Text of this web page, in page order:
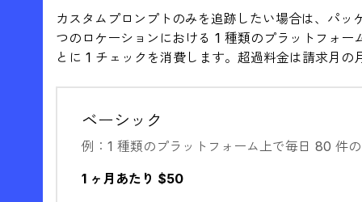
カスタムプロンプトのみを追跡したい場合は、パッ
つのロケーションにおける 1 種類のプラットフォー
とに 1 チェックを消費します。超過料金は請求月の
ベーシック
例：1 種類のプラットフォーム上で毎日 80 件
1 ヶ月あたり $50